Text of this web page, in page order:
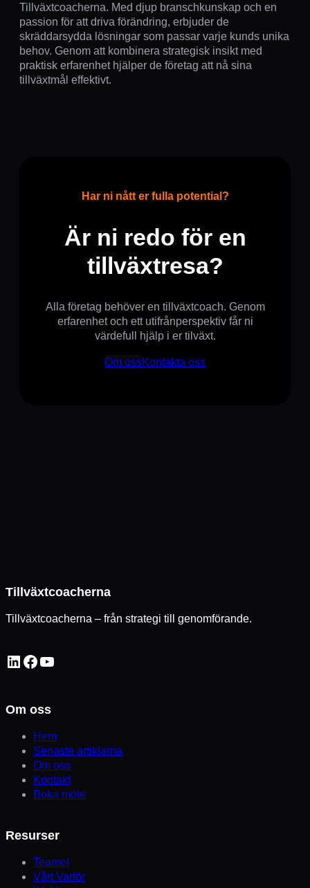
Tillväxtcoacherna. Med djup branschkunskap och en
passion för att driva förändring, erbjuder de
skräddarsydda lösningar som passar varje kunds unika
behov. Genom att kombinera strategisk insikt med
praktisk erfarenhet hjälper de företag att nå sina
tillväxtmål effektivt.
Har ni nått er fulla potential?
Är ni redo för en
tillväxtresa?
Alla företag behöver en tillväxtcoach. Genom
erfarenhet och ett utifrånperspektiv får ni
värdefull hjälp i er tilväxt.
Om ossKontakta oss
Tillväxtcoacherna
Tillväxtcoacherna – från strategi till genomförande.
LinkedIn Facebook YouTube
Om oss
Hem
Senaste artiklarna
Om oss
Kontakt
Boka möte
Resurser
Teamet
Vårt Varför